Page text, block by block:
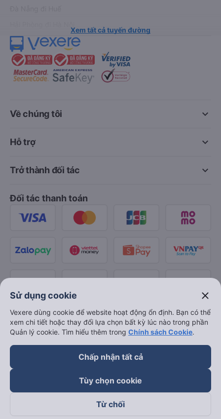
Xem tất cả tuyến đường
keyboard_arrow_down
Về chúng tôi
keyboard_arrow_down
Hỗ trợ
keyboard_arrow_down
Trở thành đối tác
Đối tác thanh toán
Sử dụng cookie close
Vexere dùng cookie để website hoạt động ổn định. Bạn có thể
xem chi tiết hoặc thay đổi lựa chọn bất kỳ lúc nào trong phần
Quản lý cookie. Tìm hiểu thêm trong Chính sách Cookie.
Chấp nhận tất cả
Tùy chọn cookie
Từ chối